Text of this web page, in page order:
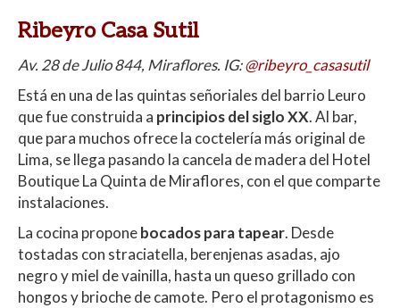
Ribeyro Casa Sutil
Av. 28 de Julio 844, Miraflores. IG:@ribeyro_casasutil
Está en una de las quintas señoriales del barrio Leuro
que fueconstruida a principios del siglo XX. Al bar,
que para muchos ofrece la coctelería más original de
Lima, se llega pasando la cancela de madera del Hotel
Boutique La Quinta de Miraflores, con el que comparte
instalaciones.
La cocina proponebocados para tapear. Desde
tostadas con straciatella, berenjenas asadas, ajo
negro y miel de vainilla, hasta un queso grillado con
hongos y brioche de camote. Pero el protagonismo es